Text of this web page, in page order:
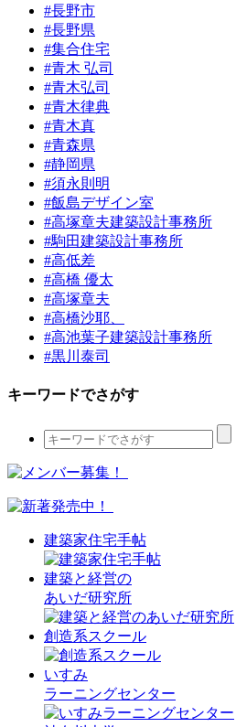
#長野市
#長野県
#集合住宅
#青木 弘司
#青木弘司
#青木律典
#青木真
#青森県
#静岡県
#須永則明
#飯島デザイン室
#高塚章夫建築設計事務所
#駒田建築設計事務所
#高低差
#高橋 優太
#高塚章夫
#高橋沙耶、
#高池葉子建築設計事務所
#黒川泰司
キーワードでさがす
建築家住宅手帖
建築と経営の
あいだ研究所
創造系スクール
いすみ
ラーニングセンター